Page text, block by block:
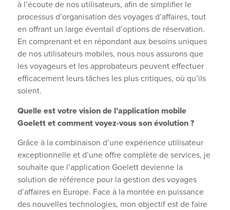
à l’écoute de nos utilisateurs, afin de simplifier le
processus d’organisation des voyages d’affaires, tout
en offrant un large éventail d’options de réservation.
En comprenant et en répondant aux besoins uniques
de nos utilisateurs mobiles, nous nous assurons que
les voyageurs et les approbateurs peuvent effectuer
efficacement leurs tâches les plus critiques, où qu’ils
soient.
Quelle est votre vision de l’application mobile
Goelett et comment voyez-vous son évolution ?
Grâce à la combinaison d’une expérience utilisateur
exceptionnelle et d’une offre complète de services, je
souhaite que l’application Goelett devienne la
solution de référence pour la gestion des voyages
d’affaires en Europe. Face à la montée en puissance
des nouvelles technologies, mon objectif est de faire